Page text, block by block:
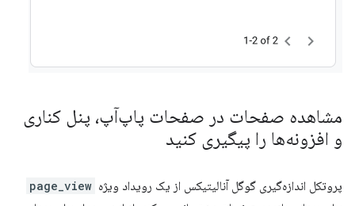
مشاهده صفحات در صفحات پاپ‌آپ، پنل کناری
و افزونه‌ها را پیگیری کنید
پروتکل اندازه‌گیری گوگل آنالیتیکس از یک رویداد ویژه page_view